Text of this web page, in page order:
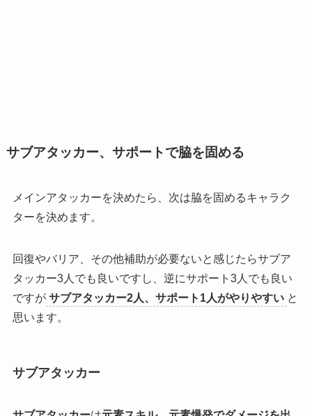
サブアタッカー、サポートで脇を固める
メインアタッカーを決めたら、次は脇を固めるキャラク
ターを決めます。
回復やバリア、その他補助が必要ないと感じたらサブア
タッカー3人でも良いですし、逆にサポート3人でも良い
ですが サブアタッカー2人、サポート1人がやりやすい と
思います。
サブアタッカー